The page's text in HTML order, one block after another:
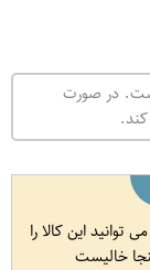
است. در صورت
کند.
توانید این کالا را
خالیست